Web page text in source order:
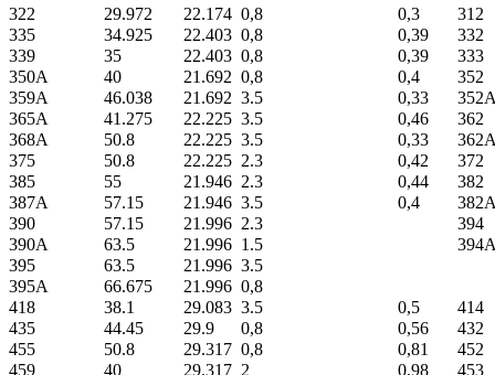
322
29.972 22.174 0,8 0,3
312
335
34.925 22.403 0,8 0,39
332
339
35 22.403 0,8 0,39
333
350A
40 21.692 0,8 0,4
352
359A
46.038 21.692 3.5 0,33
365A
41.275 22.225 3.5 0,46
362
368A
50.8 22.225 3.5 0,33
375
50.8 22.225 2.3 0,42
372
385
55 21.946 2.3 0,44
382
387A
57.15 21.946 3.5 0,4
390
57.15 21.996 2.3
394
390A
63.5 21.996 1.5
395
63.5 21.996 3.5
395A
66.675 21.996 0,8
418
38.1 29.083 3.5 0,5
414
435
44.45 29.9 0,8 0,56
432
455
50.8 29.317 0,8 0,81
452
459
40 29.317 2 0,98
453